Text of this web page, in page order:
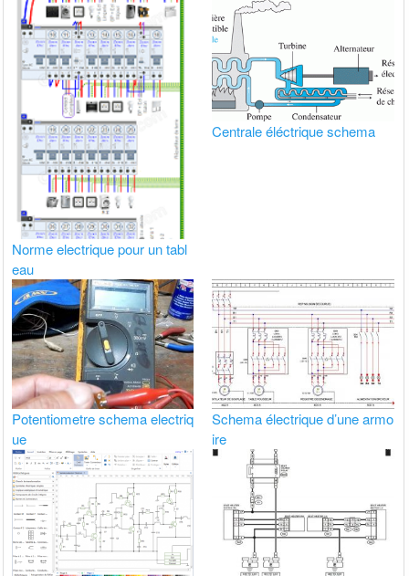
Norme electrique pour un tabl
eau
Centrale éléctrique schema
Potentiometre schema electriq
ue
Schema électrique d’une armo
ire